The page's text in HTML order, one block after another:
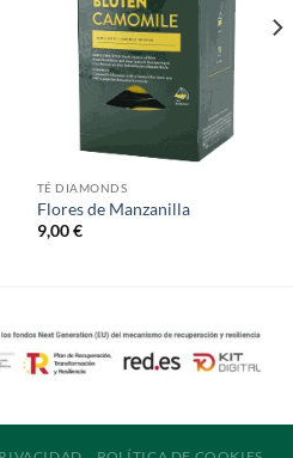
TÉ DIAMONDS
Flores de Manzanilla
9,00€